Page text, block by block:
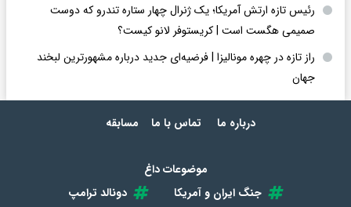
رئیس تازه ارتش آمریکا؛ یک ژنرال چهار ستاره تندرو که دوست
صمیمی هگست است | کریستوفر لانو کیست؟
راز تازه در چهره مونالیزا | فرضیه‌ای جدید درباره مشهورترین لبخند
جهان
درباره ما تماس با ما مسابقه
موضوعات داغ
جنگ ایران و آمریکا
دونالد ترامپ